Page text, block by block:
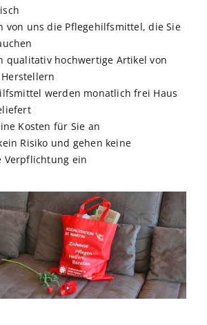
von uns die Pflegehilfsmittel, die Sie
qualitativ hochwertige Artikel von
werden monatlich frei Haus
Kosten für Sie an
Risiko und gehen keine
Verpflichtung ein